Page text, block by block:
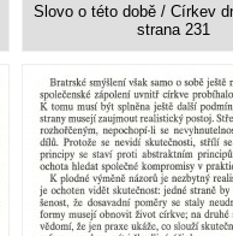
Slovo o této době / Církev
strana 231